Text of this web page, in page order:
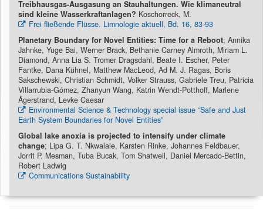
Treibhausgas-Ausgasung an Stauhaltungen. Wie klimaneutral
sind kleine Wasserkraftanlagen? Koschorreck, M.
Frei fließende Flüsse. Limnologie aktuell, Bd. 16, 83-93
Planetary Boundary for Novel Entities: Time for a Reboot; Annika
Jahnke, Yuge Bai, Werner Brack, Bethanie Carney Almroth, Miriam L.
Diamond, Anna Lia S. Tromer Dragsdahl, Beate I. Escher, Peter
Fantke, Dana Kühnel, Matthew MacLeod, Ad M. J. Ragas, Boris
Sakschewski, Christian Schmidt, Volker Strauss, Gabriele Treu, Patricia
Villarrubia-Gómez, Zhanyun Wang, Katrin Wendt-Potthoff, Marlene
Ågerstrand, Levke Caesar
Environmental Science & Technology special issue “Safe and Just
Earth System Boundaries for Novel Entities”
Global lake anoxia is projected to intensify under climate
change; Lipa G. T. Nkwalale, Karsten Rinke, Johannes Feldbauer,
Jorrit P. Mesman, Tuba Bucak, Tom Shatwell, Daniel Mercado-Bettin,
Robert Ladwig
Communications Sustainability